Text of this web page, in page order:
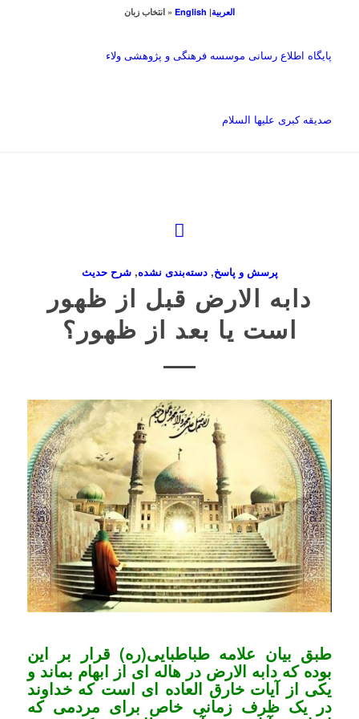
العربیة|
English « انتخاب زبان
پایگاه اطلاع رسانی موسسه فرهنگی و پژوهشی ولاء
صدیقه کبری علیها السلام
پرسش و پاسخ,دسته‌بندی نشده,شرح حديث
دابه الارض قبل از ظهور
است یا بعد از ظهور؟
طبق بیان علامه طباطبایی(ره) قرار بر این
بوده که دابه الارض در هاله ای از ابهام بماند و
یکی از آیات خارق العاده ای است که خداوند
در یک ظرف زمانی خاص برای مردمی که